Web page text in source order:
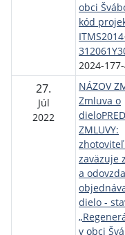
obci
kód
2024-
27.
Júl
2022
NÁZOV
Zmluva o
ZMLUVY:
zhotoviteľ
zaväzuje
a
dielo -
v obci